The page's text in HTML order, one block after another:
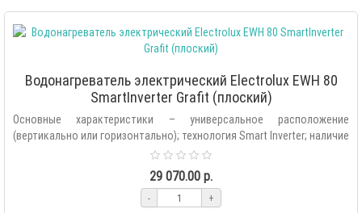
Водонагреватель электрический Electrolux EWH 80
SmartInverter Grafit (плоский)
Основные характеристики – универсальное расположение
(вертикально или горизонтально); технология Smart Inverter; наличие
29 070.00 р.
- +